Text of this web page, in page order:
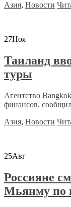
Азия, Новости
27Ноя
Таиланд
туры
Агентство
финансов,
Азия, Новости
25Авг
Россияне
Мьянму по